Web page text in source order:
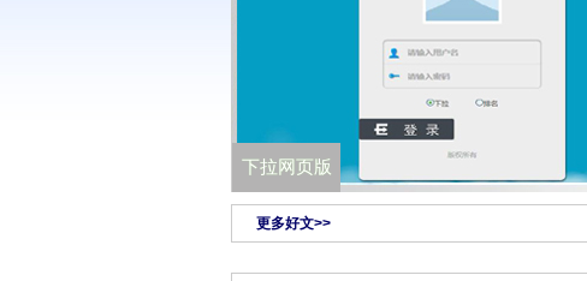
下拉网页版
更多好文>>